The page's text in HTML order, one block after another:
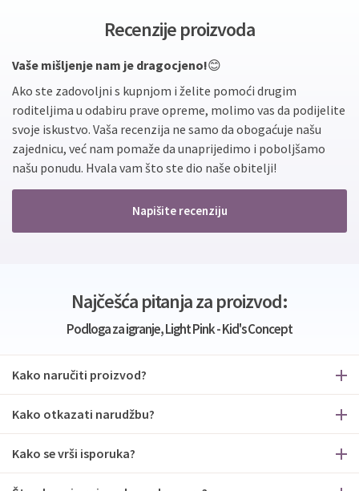
Recenzije proizvoda
Vaše mišljenje nam je dragocjeno!😊
Ako ste zadovoljni s kupnjom i želite pomoći drugim
roditeljima u odabiru prave opreme, molimo vas da podijelite
svoje iskustvo. Vaša recenzija ne samo da obogaćuje našu
zajednicu, već nam pomaže da unaprijedimo i poboljšamo
našu ponudu. Hvala vam što ste dio naše obitelji!
Napišite recenziju
Najčešća pitanja za proizvod:
Podloga za igranje, Light Pink - Kid's Concept
Kako naručiti proizvod?
Kako otkazati narudžbu?
Kako se vrši isporuka?